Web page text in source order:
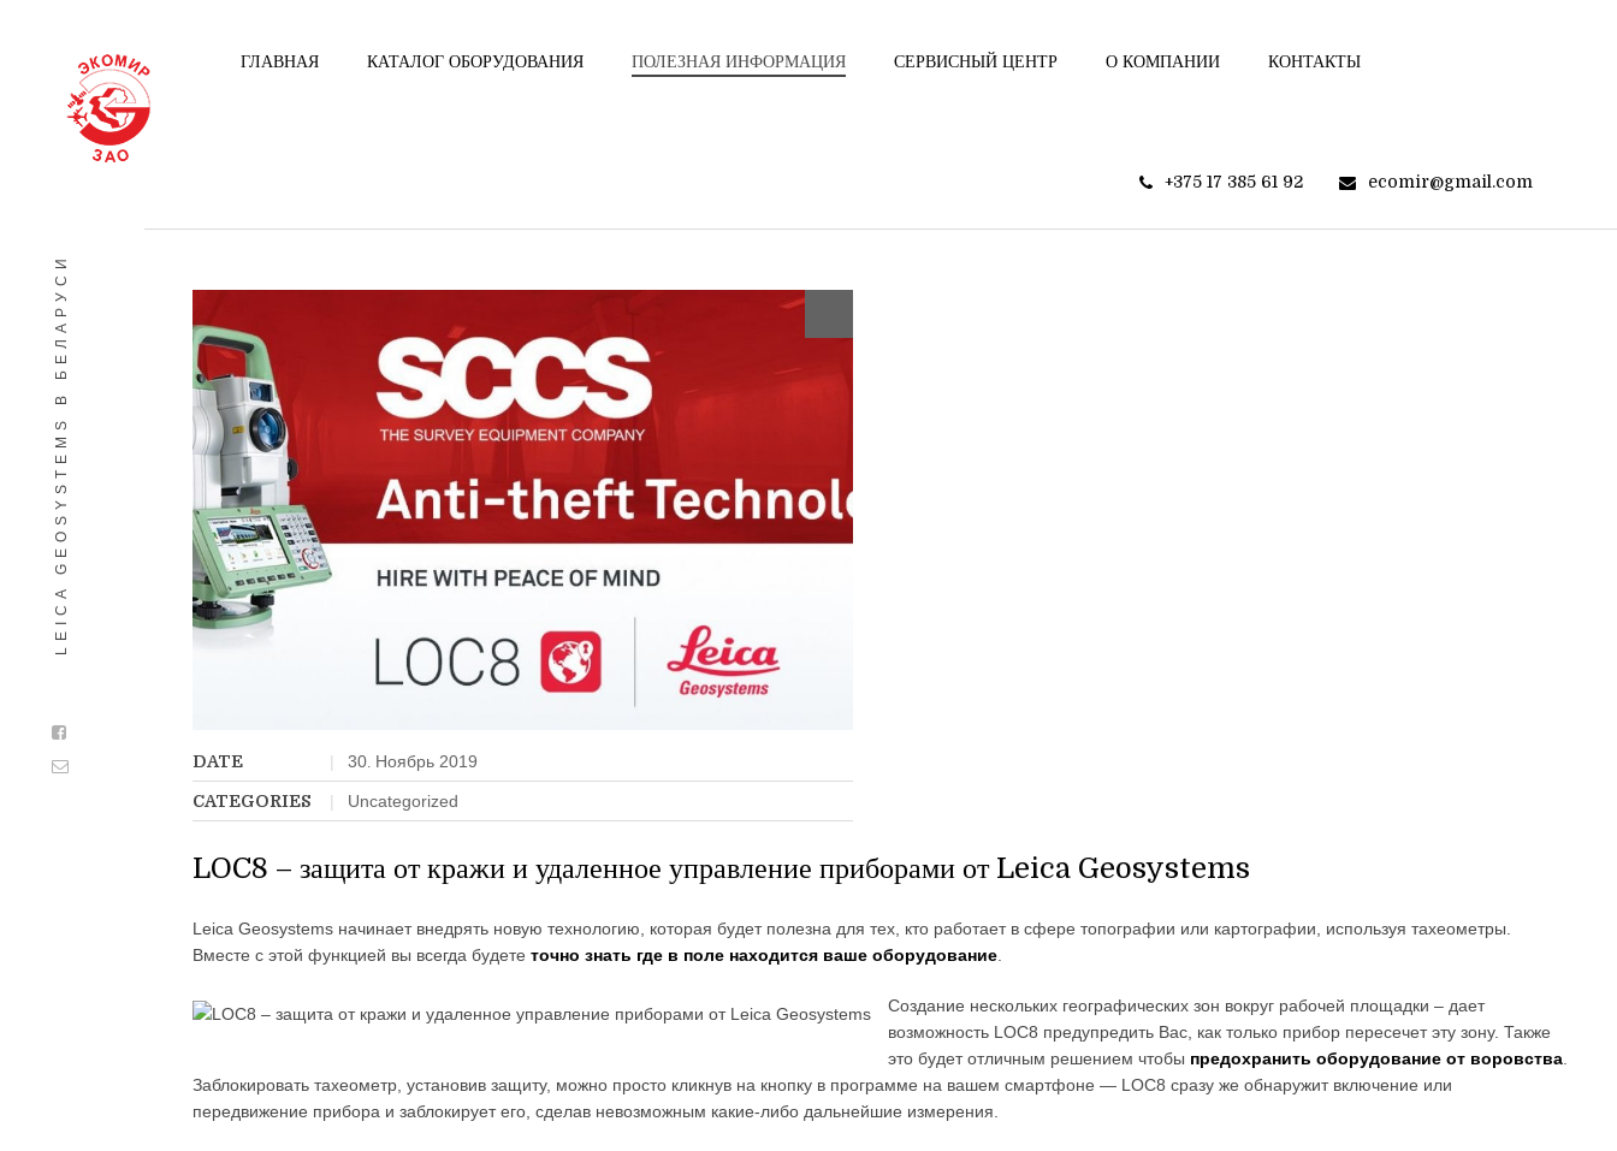
ГЛАВНАЯ КАТАЛОГ ОБОРУДОВАНИЯ ПОЛЕЗНАЯ ИНФОРМАЦИЯ СЕРВИСНЫЙ ЦЕНТР О КОМПАНИИ КОНТАКТЫ
+375 17 385 61 92 ecomir@gmail.com
LEICA GEOSYSTEMS В БЕЛАРУСИ
DATE 30. Ноябрь 2019
CATEGORIES Uncategorized
LOC8 – защита от кражи и удаленное управление приборами от Leica Geosystems
Leica Geosystems начинает внедрять новую технологию, которая будет полезна для тех, кто работает в сфере топографии или картографии, используя тахеометры.
Вместе с этой функцией вы всегда будете точно знать где в поле находится ваше оборудование
Создание нескольких географических зон вокруг рабочей площадки – дает
возможность LOC8 предупредить Вас, как только прибор пересечет эту зону. Также
это будет отличным решением чтобы предохранить оборудование от воровства
Заблокировать тахеометр, установив защиту, можно просто кликнув на кнопку в программе на вашем смартфоне — LOC8 сразу же обнаружит включение или
передвижение прибора и заблокирует его, сделав невозможным какие-либо дальнейшие измерения.